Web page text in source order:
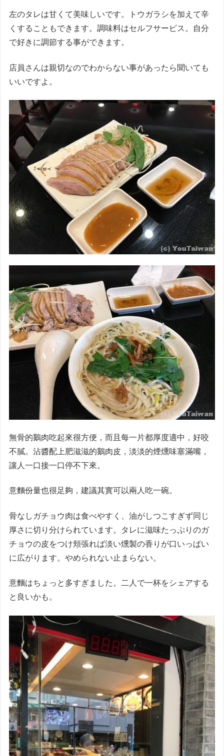
左のタレは甘くて美味しいです。トウガラシを加えて辛
くすることもできます。調味料はセルフサービス。自分
で好きに調節する事ができます。
店員さんは親切なのでわからない事があったら聞いても
いいですよ。
無骨的鵝肉吃起來很方便，而且每一片都厚度適中，好咬
不膩。沾醬配上肥滋滋的鵝肉皮，淡淡的煙燻味塞滿嘴，
讓人一口接一口停不下來。
意麵份量也很足夠，建議其實可以兩人吃一碗。
骨なしガチョウ肉は食べやすく、油がしつこすぎず同じ
厚さに切り分けられています。タレに滋味たっぷりのガ
チョウの皮をつけ頬張れば淡い燻製の香りが口いっぱい
に広がります。やめられない止まらない。
意麵はちょっと多すぎました。二人で一杯をシェアする
と良いかも。